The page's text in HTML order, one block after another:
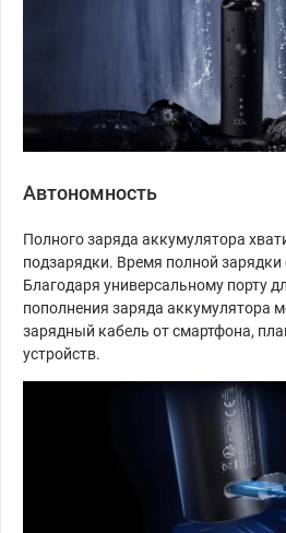
Автономность
Полного заряда аккумулятора
подзарядки. Время полной зарядки
Благодаря универсальному порту
пополнения заряда аккумулятора
зарядный кабель от смартфона,
устройств.